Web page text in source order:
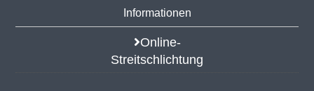
Informationen
Online-
Streitschlichtung